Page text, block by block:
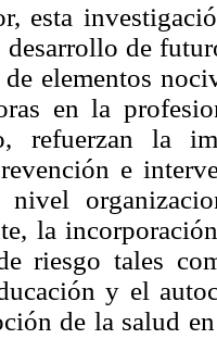
esta
de
elementos
en la
refuerzan la
e
nivel
la
riesgo tales
y el
de la salud